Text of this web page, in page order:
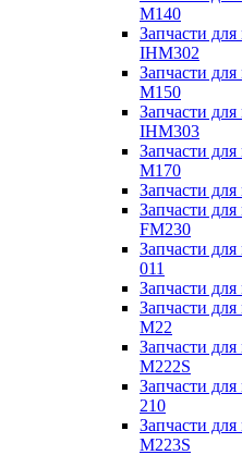
M140
Запчасти
IHM302
Запчасти
M150
Запчасти
IHM303
Запчасти
M170
Запчасти
Запчасти
FM230
Запчасти
011
Запчасти
Запчасти
M22
Запчасти
M222S
Запчасти
210
Запчасти
M223S